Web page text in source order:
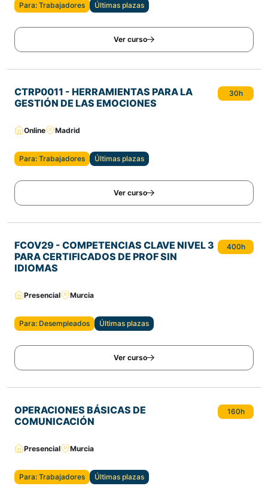
Para: Trabajadores Últimas plazas
Ver curso
CTRP0011 - HERRAMIENTAS PARA LA
GESTIÓN DE LAS EMOCIONES
30h
Online Madrid
Para: Trabajadores Últimas plazas
Ver curso
FCOV29 - COMPETENCIAS CLAVE NIVEL 3
PARA CERTIFICADOS DE PROF SIN
IDIOMAS
400h
Presencial Murcia
Para: Desempleados Últimas plazas
Ver curso
OPERACIONES BÁSICAS DE
COMUNICACIÓN
160h
Presencial Murcia
Para: Trabajadores Últimas plazas